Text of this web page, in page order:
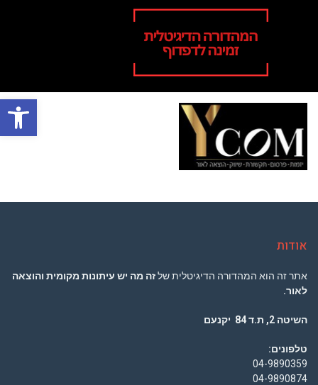
פתח
אודות
אתר זה הוא המהדורה הדיגיטלית שלזה מה יש עיתונות מקומית והוצאה
לאור.
השיטה 2, ת.ד 84 יקנעם
טלפונים:
04-9890359
04-9890874